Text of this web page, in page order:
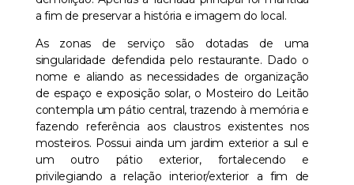
a fim de preservar a história e imagem do local.
As zonas de serviço são dotadas de uma
singularidade defendida pelo restaurante. Dado o
nome e aliando as necessidades de organização
de espaço e exposição solar, o Mosteiro do Leitão
contempla um pátio central, trazendo à memória e
fazendo referência aos claustros existentes nos
mosteiros. Possui ainda um jardim exterior a sul e
um outro pátio exterior, fortalecendo e
privilegiando a relação interior/exterior a fim de